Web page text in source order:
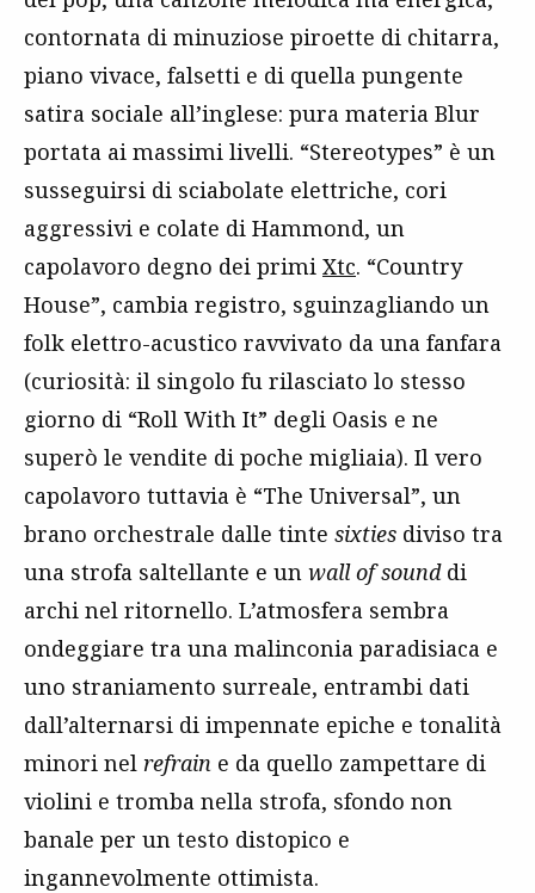
contornata di minuziose piroette di chitarra,
piano vivace, falsetti e di quella pungente
satira sociale all’inglese: pura materia Blur
portata ai massimi livelli. “Stereotypes” è un
susseguirsi di sciabolate elettriche, cori
aggressivi e colate di Hammond, un
capolavoro degno dei primi Xtc. “Country
House”, cambia registro, sguinzagliando un
folk elettro-acustico ravvivato da una fanfara
(curiosità: il singolo fu rilasciato lo stesso
giorno di “Roll With It” degli Oasis e ne
superò le vendite di poche migliaia). Il vero
capolavoro tuttavia è “The Universal”, un
brano orchestrale dalle tinte sixties diviso tra
una strofa saltellante e un wall of sounddi
archi nel ritornello. L’atmosfera sembra
ondeggiare tra una malinconia paradisiaca e
uno straniamento surreale, entrambi dati
dall’alternarsi di impennate epiche e tonalità
minori nel refrain e da quello zampettare di
violini e tromba nella strofa, sfondo non
banale per un testo distopico e
ingannevolmente ottimista.